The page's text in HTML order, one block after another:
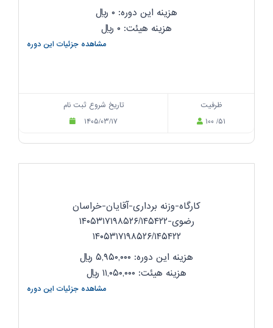
هزینه این دوره: ۰
ریال
هزینه هیئت: ۰
ریال
مشاهده جزئیات این دوره
تاریخ شروع ثبت نام
۱۴۰۵/۰۳/۱۷
ظرفیت
۱۰۰ /۵۱
کارگاه-وزنه برداری-آقایان-خراسان
رضوی-۱۴۰۵۳۱۷۱۹۸۵۲۶/۱۴۵۴۲۲
۱۴۰۵۳۱۷۱۹۸۵۲۶/۱۴۵۴۲۲
هزینه این دوره: ۵,۹۵۰,۰۰۰
ریال
هزینه هیئت: ۱۱,۰۵۰,۰۰۰
ریال
مشاهده جزئیات این دوره